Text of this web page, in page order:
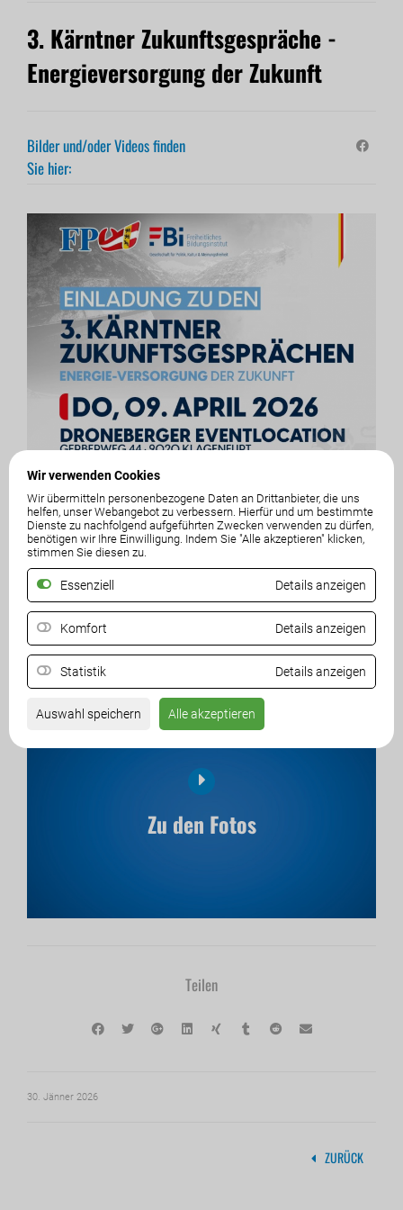
Wir verwenden Cookies
Wir übermitteln personenbezogene Daten an Drittanbieter, die uns
helfen, unser Webangebot zu verbessern. Hierfür und um bestimmte
Dienste zu nachfolgend aufgeführten Zwecken verwenden zu dürfen,
benötigen wir Ihre Einwilligung. Indem Sie "Alle akzeptieren" klicken,
stimmen Sie diesen zu.
Essenziell Details anzeigen
Komfort Details anzeigen
Statistik Details anzeigen
Auswahl speichern Alle akzeptieren
3. Kärntner Zukunftsgespräche -
Energieversorgung der Zukunft
Bilder und/oder Videos finden
Sie hier:
I
mpulsreferate & Diskussion
Erwin Angerer
Zu den Fotos
Teilen
30. Jänner 2026
ZURÜCK